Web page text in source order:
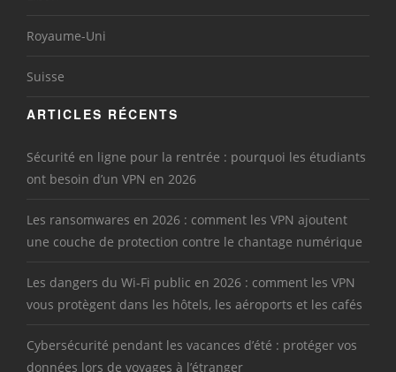
Royaume-Uni
Suisse
ARTICLES RÉCENTS
Sécurité en ligne pour la rentrée : pourquoi les étudiants
ont besoin d’un VPN en 2026
Les ransomwares en 2026 : comment les VPN ajoutent
une couche de protection contre le chantage numérique
Les dangers du Wi-Fi public en 2026 : comment les VPN
vous protègent dans les hôtels, les aéroports et les cafés
Cybersécurité pendant les vacances d’été : protéger vos
données lors de voyages à l’étranger